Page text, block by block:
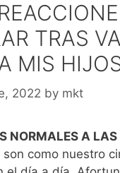
TRAS
MIS
2022 by mkt
NORMALES A
son como nuestro